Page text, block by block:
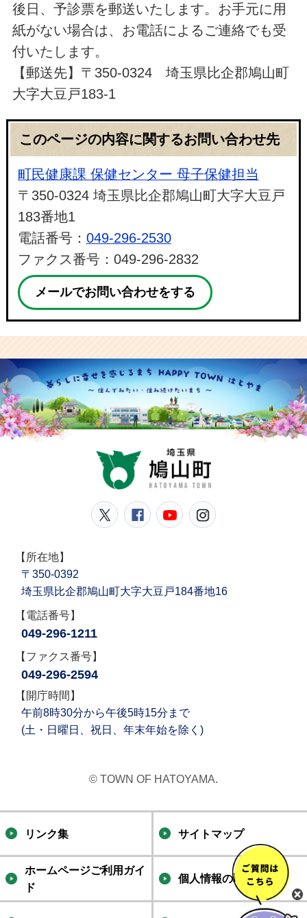
後日、予診票を郵送いたします。お手元に用
紙がない場合は、お電話によるご連絡でも受
付いたします。
【郵送先】〒350-0324 埼玉県比企郡鳩山町
大字大豆戸183-1
このページの内容に関するお問い合わせ先
町民健康課 保健センター 母子保健担当
〒350-0324 埼玉県比企郡鳩山町大字大豆戸
183番地1
電話番号： 049-296-2530
ファクス番号：049-296-2832
メールでお問い合わせをする
鳩山町公式Twitter
鳩山町公式Facebook
鳩山町公式
【所在地】
〒350-0392
埼玉県比企郡鳩山町大字大豆戸184番地16
【電話番号】
049-296-1211
【ファクス番号】
049-296-2594
【開庁時間】
午前8時30分から午後5時15分まで
(土・日曜日、祝日、年末年始を除く)
© TOWN OF HATOYAMA.
リンク集 サイトマップ
ホームページご利用ガイ
ド
個人情報の取り扱い